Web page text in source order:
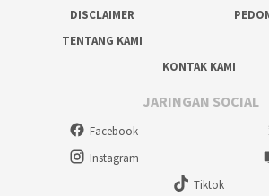
DISCLAIMER
TENTANG KAMI
KONTAK KAMI
JARINGAN SOCIAL
Facebook
Instagram
Tiktok